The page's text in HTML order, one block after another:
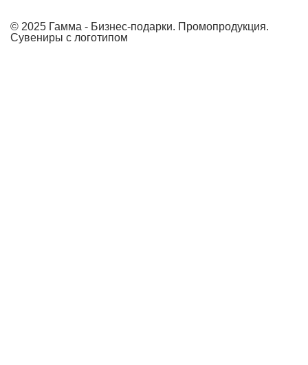
© 2025 Гамма - Бизнес-подарки. Промопродукция.
Сувениры с логотипом